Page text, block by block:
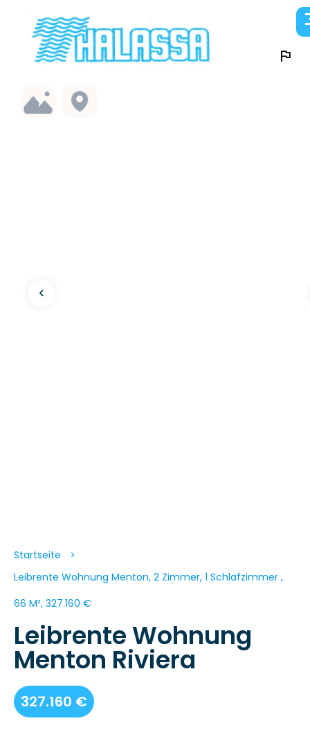
Startseite
Leibrente Wohnung Menton, 2 Zimmer, 1 Schlafzimmer ,
66 M², 327.160 €
Leibrente Wohnung
Menton Riviera
327.160 €